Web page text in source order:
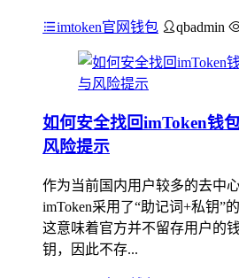
imtoken官网钱包 qbadmin
如何安全找回imToken钱
风险提示
作为当前国内用户较多的去中
imToken采用了“助记词+私钥
这意味着官方并不留存用户的
钥，因此不存...